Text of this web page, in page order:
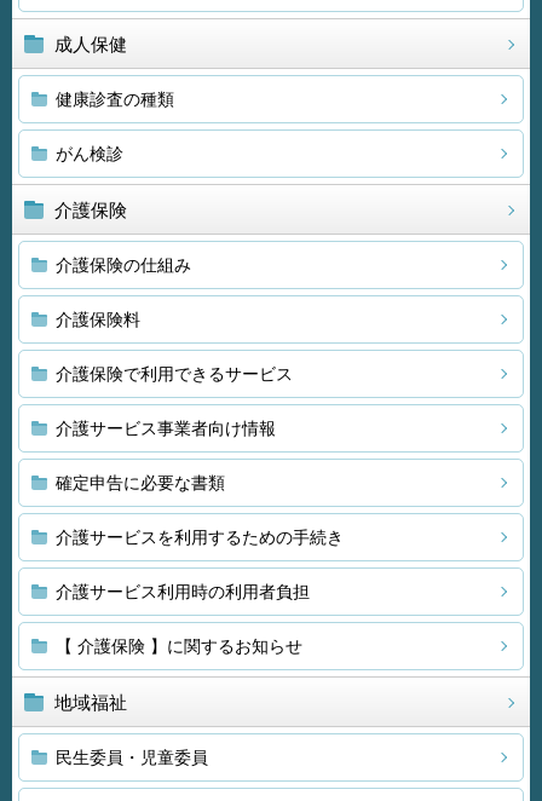
成人保健
健康診査の種類
がん検診
介護保険
介護保険の仕組み
介護保険料
介護保険で利用できるサービス
介護サービス事業者向け情報
確定申告に必要な書類
介護サービスを利用するための手続き
介護サービス利用時の利用者負担
【 介護保険 】に関するお知らせ
地域福祉
民生委員・児童委員